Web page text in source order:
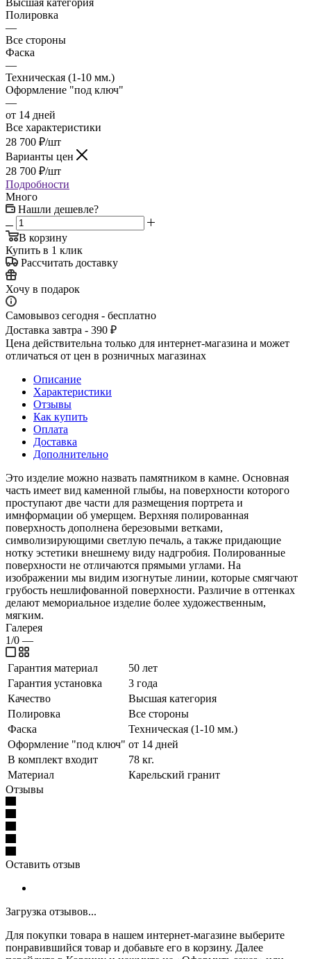
Полировка
—
Все стороны
Фаска
—
Техническая (1-10 мм.)
Оформление "под ключ"
—
от 14 дней
Все характеристики
28 700 ₽/шт
Варианты цен
28 700 ₽/шт
Подробности
Много
Нашли дешевле?
В корзину
Купить в 1 клик
Рассчитать доставку
Хочу в подарок
Самовывоз сегодня - бесплатно
Доставка завтра - 390 ₽
Цена действительна только для интернет-магазина и может
отличаться от цен в розничных магазинах
Описание
Характеристики
Отзывы
Как купить
Оплата
Доставка
Дополнительно
Это изделие можно назвать памятником в камне. Основная
часть имеет вид каменной глыбы, на поверхности которого
проступают две части для размещения портрета и
имнформации об умерщем. Верхняя полированная
поверхность дополнена березовыми ветками,
символизирующими светлую печаль, а также придающие
нотку эстетики внешнему виду надгробия. Полированные
поверхности не отличаются прямыми углами. На
изображении мы видим изогнутые линии, которые смягчают
грубость нешлифованной поверхности. Различие в оттенках
делают мемориальное изделие более художественным,
мягким.
Галерея
1/0 —
Гарантия материал
50 лет
Гарантия установка
3 года
Качество
Высшая категория
Полировка
Все стороны
Фаска
Техническая (1-10 мм.)
Оформление "под ключ" от 14 дней
В комплект входит
78 кг.
Материал
Карельский гранит
Отзывы
Оставить отзыв
Загрузка отзывов...
Для покупки товара в нашем интернет-магазине выберите
понравившийся товар и добавьте его в корзину. Далее